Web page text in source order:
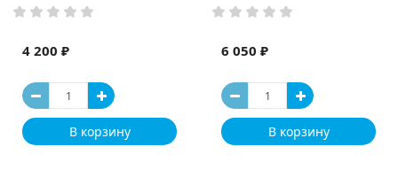
4 200 ₽
В корзину
6 050 ₽
В корзину